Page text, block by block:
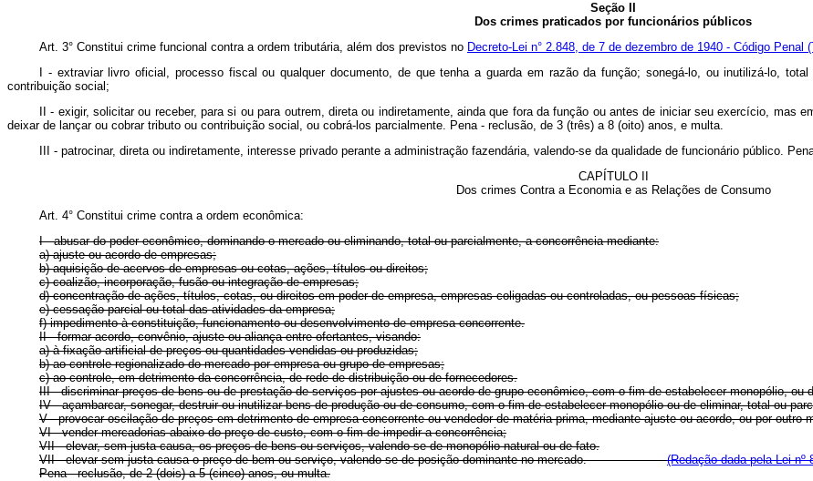
Seção II
Dos crimes praticados por funcionários públicos
Art. 3° Constitui crime funcional contra a ordem tributária, além dos previstos no Decreto-Lei n° 2.848, de 7 de dezembro de 1940 - Código Penal
I - extraviar livro oficial, processo fiscal ou qualquer documento, de que tenha a guarda em razão da função; sonegá-lo, ou inutilizá-lo,
contribuição social;
II - exigir, solicitar ou receber, para si ou para outrem, direta ou indiretamente, ainda que fora da função ou antes de iniciar seu exercício, mas
deixar de lançar ou cobrar tributo ou contribuição social, ou cobrá-los parcialmente. Pena - reclusão, de 3 (três) a 8 (oito) anos, e multa.
III - patrocinar, direta ou indiretamente, interesse privado perante a administração fazendária, valendo-se da qualidade de funcionário público.
CAPÍTULO II
Dos crimes Contra a Economia e as Relações de Consumo
Art. 4° Constitui crime contra a ordem econômica:
I - abusar do poder econômico, dominando o mercado ou eliminando, total ou parcialmente, a concorrência mediante:
a) ajuste ou acordo de empresas;
b) aquisição de acervos de empresas ou cotas, ações, títulos ou direitos;
c) coalizão, incorporação, fusão ou integração de empresas;
d) concentração de ações, títulos, cotas, ou direitos em poder de empresa, empresas coligadas ou controladas, ou pessoas físicas;
e) cessação parcial ou total das atividades da empresa;
f) impedimento à constituição, funcionamento ou desenvolvimento de empresa concorrente.
II - formar acordo, convênio, ajuste ou aliança entre ofertantes, visando:
a) à fixação artificial de preços ou quantidades vendidas ou produzidas;
b) ao controle regionalizado do mercado por empresa ou grupo de empresas;
c) ao controle, em detrimento da concorrência, de rede de distribuição ou de fornecedores.
III - discriminar preços de bens ou de prestação de serviços por ajustes ou acordo de grupo econômico, com o fim de estabelecer monopólio, ou
IV - açambarcar, sonegar, destruir ou inutilizar bens de produção ou de consumo, com o fim de estabelecer monopólio ou de eliminar, total ou
V - provocar oscilação de preços em detrimento de empresa concorrente ou vendedor de matéria-prima, mediante ajuste ou acordo, ou por outro
VI - vender mercadorias abaixo do preço de custo, com o fim de impedir a concorrência;
VII - elevar, sem justa causa, os preços de bens ou serviços, valendo-se de monopólio natural ou de fato.
VII - elevar sem justa causa o preço de bem ou serviço, valendo-se de posição dominante no mercado.(Redação dada pela Lei nº
Pena - reclusão, de 2 (dois) a 5 (cinco) anos, ou multa.